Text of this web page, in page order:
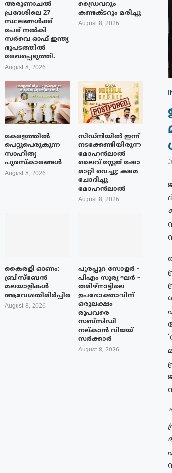
അരുണാചൽ
പ്രദേശിലെ 27
സ്ഥലങ്ങൾക്ക്
പേര് നൽകി
സർവെ ഓഫ് ഇന്ത്യ
ഭൂപടത്തിൽ
രേഖപ്പെടുത്തി.
August 8, 2026
ഡ്രൈവറും
കണ്ടക്ടറും മരിച്ചു
August 8, 2026
കേരളത്തിൽ
പെറ്റുപെരുകുന്ന
സാഹിത്യ
പുരസ്‌കാരങ്ങൾ
August 8, 2026
സിഡ്നിയിൽ ഇന്ന്
നടക്കേണ്ടിയിരുന്ന
മോഹൻലാൽ
ലൈവ് സ്റ്റേജ് ഷോ
മാറ്റി വെച്ചു; ക്ഷമ
ചോദിച്ചു
മോഹൻലാൽ
August 8, 2026
കൈരളി ഓണം:
ബ്രിസ്ബേൻ
മലയാളികൾ
ആവേശതിമിർപ്പിൽ
August 8, 2026
പുരപ്പുറ സോളർ –
പിഎം സൂര്യ ഘർ –
തമിഴ്നാട്ടിലെ
ഉപഭോക്താവിന്
ഒരുലക്ഷം
രൂപവരെ
സബ്സിഡി
നല്കാൻ വിജയ്
സർക്കാർ
August 8, 2026